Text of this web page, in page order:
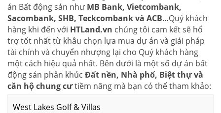
án Bất động sản như MB Bank, Vietcombank,
Sacombank, SHB, Teckcombank và ACB…Quý khách
hàng khi đến với HTLand.vn chúng tôi cam kết sẽ hổ
trợ tốt nhất từ khâu chọn lựa mua dự án và giải pháp
tài chính và chuyển nhượng lại cho Quý khách hàng
một cách hiệu quả nhất. Bên dưới là một số dự án bất
động sản phân khúc Đất nền, Nhà phố, Biệt thự và
căn hộ chung cưtiềm năng mà bạn có thể tham khảo:
West Lakes Golf & Villas